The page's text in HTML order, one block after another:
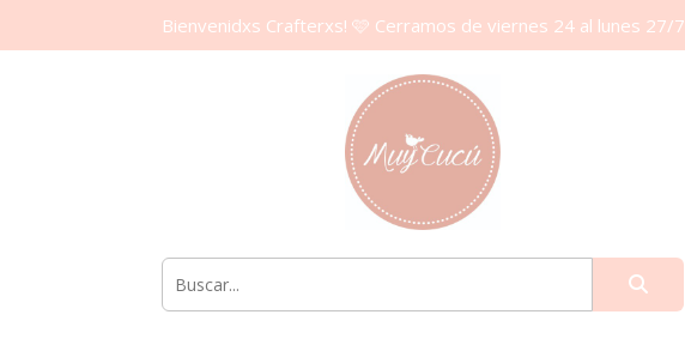
Bienvenidxs Crafterxs! 🩷 Cerramos de viernes 24 al lunes 27/7